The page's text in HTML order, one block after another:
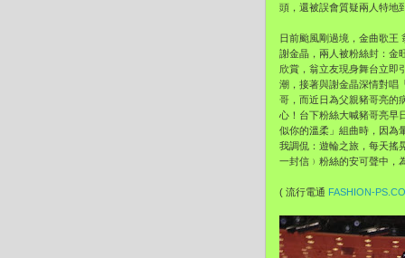
頭，還被誤會質疑兩人特地
日前颱風剛過境，金曲歌王
謝金晶，兩人被粉絲封：金
欣賞，翁立友現身舞台立即
潮，接著與謝金晶深情對唱
哥，而近日為父親豬哥亮的
心！台下粉絲大喊豬哥亮早
似你的溫柔」組曲時，因為
我調侃：遊輪之旅，每天搖
一封信﹚粉絲的安可聲中，
( 流行電通 FASHION-